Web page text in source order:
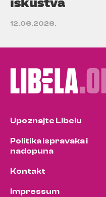
12.06.2026.
Upoznajte Libelu
Politika ispravaka i
nadopuna
Kontakt
Impressum